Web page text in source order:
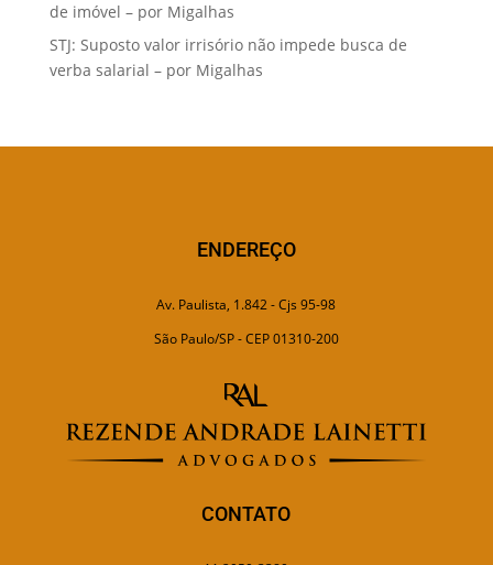
de imóvel – por Migalhas
STJ: Suposto valor irrisório não impede busca de
verba salarial – por Migalhas
ENDEREÇO
Av. Paulista, 1.842 - Cjs 95-98
São Paulo/SP - CEP 01310-200
CONTATO